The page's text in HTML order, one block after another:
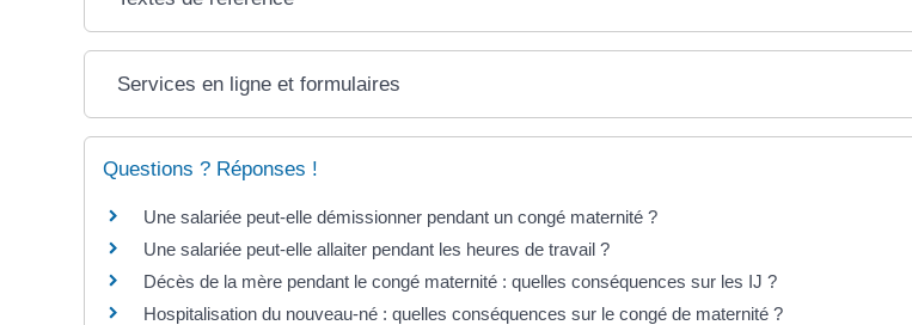
Services en ligne et formulaires
Questions ? Réponses !
Une salariée peut-elle démissionner pendant un congé maternité ?
Une salariée peut-elle allaiter pendant les heures de travail ?
Décès de la mère pendant le congé maternité : quelles conséquences sur les IJ ?
Hospitalisation du nouveau-né : quelles conséquences sur le congé de maternité ?